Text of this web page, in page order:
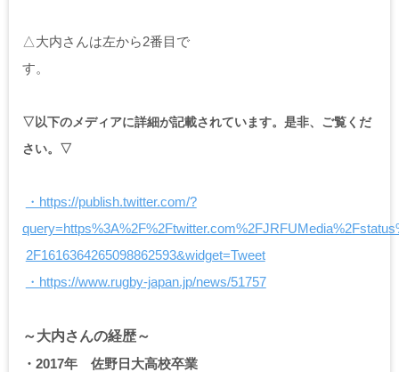
△大内さんは左から2番目で
▽以下のメディアに詳細が記載されています。是非、ご覧くだ
さい。▽
・https://publish.twitter.com/?
2F1616364265098862593&widget=Tweet
・https://www.rugby-japan.jp/news/51757
～大内さんの経歴～
・2017年 佐野日大高校卒業